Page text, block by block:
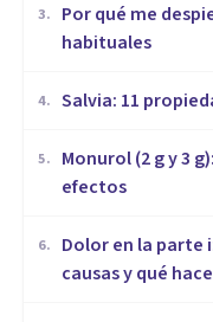
3.
Por qué me
habituales
4. Salvia: 11
5.
Monurol (2 g y 3
efectos
6.
Dolor en la parte
causas y qué